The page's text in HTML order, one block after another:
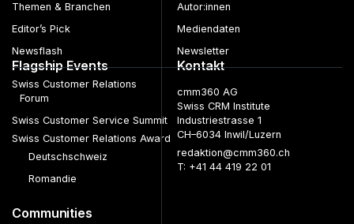
Themen & Branchen
Editor’s Pick
Newsflash
Autor:innen
Mediendaten
Newsletter
Flagship Events
Swiss Customer Relations
Forum
Swiss Customer Service Summit
Swiss Customer Relations Award
Deutschschweiz
Romandie
Communities
Kontakt
cmm360 AG
Swiss CRM Institute
Industriestrasse 1
CH–6034 Inwil/Luzern
redaktion@cmm360.ch
T: +41 44 419 22 01